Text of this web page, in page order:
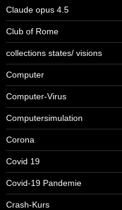
Claude opus 4.5
Club of Rome
collections states/ visions
Computer
Computer-Virus
Computersimulation
Corona
Covid 19
Covid-19 Pandemie
Crash-Kurs